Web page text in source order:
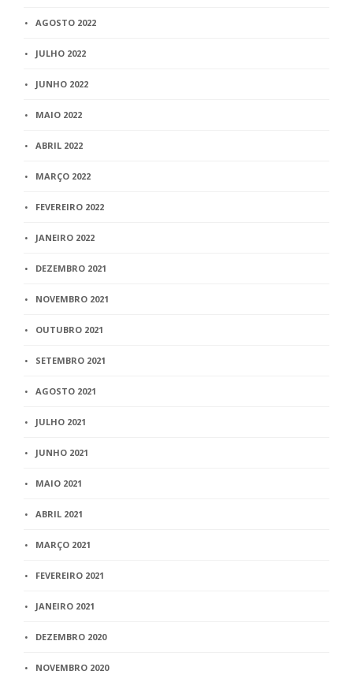
AGOSTO 2022
JULHO 2022
JUNHO 2022
MAIO 2022
ABRIL 2022
MARÇO 2022
FEVEREIRO 2022
JANEIRO 2022
DEZEMBRO 2021
NOVEMBRO 2021
OUTUBRO 2021
SETEMBRO 2021
AGOSTO 2021
JULHO 2021
JUNHO 2021
MAIO 2021
ABRIL 2021
MARÇO 2021
FEVEREIRO 2021
JANEIRO 2021
DEZEMBRO 2020
NOVEMBRO 2020